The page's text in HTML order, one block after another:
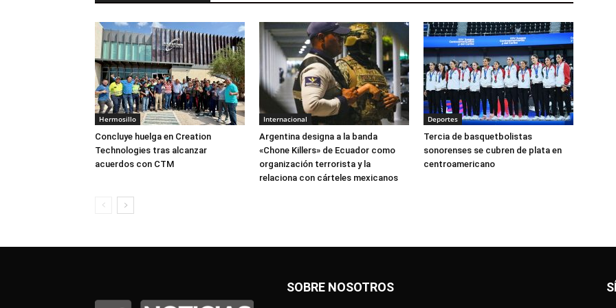
Hermosillo
Concluye huelga en Creation
Technologies tras alcanzar
acuerdos con CTM
Internacional
Argentina designa a la banda
«Chone Killers» de Ecuador como
organización terrorista y la
relaciona con cárteles mexicanos
Deportes
Tercia de basquetbolistas
sonorenses se cubren de plata en
centroamericano
SOBRE NOSOTROS